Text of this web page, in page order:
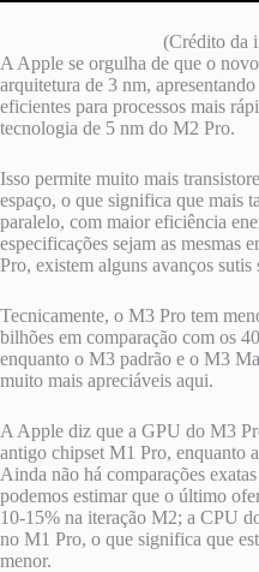
(Crédito da
A Apple se orgulha de que o
arquitetura de 3 nm,
eficientes para processos mais
tecnologia de 5 nm do M2 Pro.
Isso permite muito mais
espaço, o que significa que mais
paralelo, com maior eficiência
especificações sejam as mesmas
Pro, existem alguns avanços sutis
Tecnicamente, o M3 Pro tem
bilhões em comparação com os
enquanto o M3 padrão e o M3
muito mais apreciáveis ​​​​aqui.
A Apple diz que a GPU do M3
antigo chipset M1 Pro, enquanto
Ainda não há comparações
podemos estimar que o último
10-15% na iteração M2; a CPU
no M1 Pro, o que significa que
menor.